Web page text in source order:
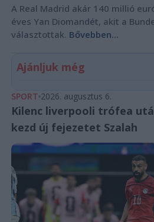
A Real Madrid akár 140 millió
éves Yan Diomandét, akit a
választottak. Bővebben...
Ajánljuk még
SPORT 2026. augusztus 6.
Kilenc liverpooli trófea
kezd új fejezetet Szalah